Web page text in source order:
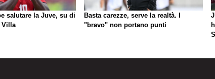
salutare la Juve, su di
Villa
Basta carezze, serve la realtà. I
"bravo" non portano punti